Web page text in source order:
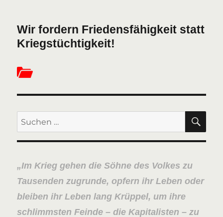
Wir fordern Friedensfähigkeit statt
Kriegstüchtigkeit!
Suchen
nach:
Im Krieg gehen die Söhne des Volkes zu
Tausenden zugrunde, opfern ihr Leben oder
bleiben ihr Leben lang Krüppel, um ihre
schlimmsten Feinde – die Kapitalisten – zu